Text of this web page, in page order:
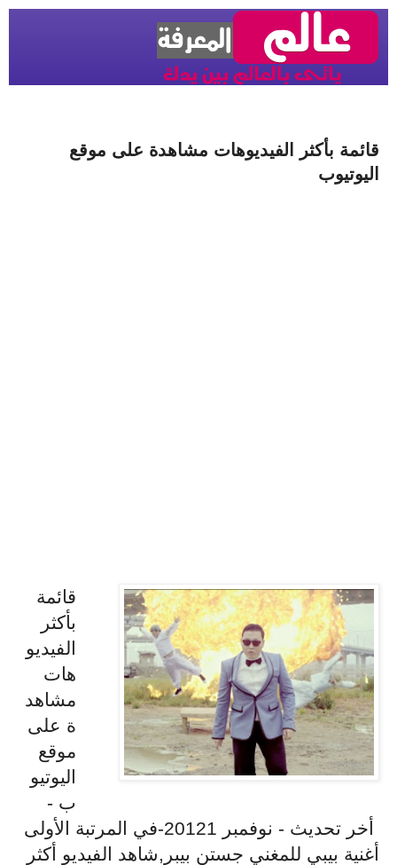
قائمة بأكثر الفيديوهات مشاهدة على موقع
اليوتيوب
قائمة
بأكثر
الفيديو
هات
مشاهد
ة على
موقع
اليوتيو
ب -
أخر تحديث - نوفمبر 20121-في المرتبة الأولى
أغنية بيبي للمغني جستن بيبر,شاهد الفيديو أكثر